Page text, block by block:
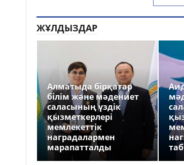
ЖҰЛДЫЗДАР
Алматыда бірқатар
білім және мәдениет
саласының үздік
қызметкерлері
мемлекеттік
наградалармен
марапатталды